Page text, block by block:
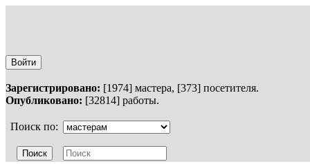
Войти
Зарегистрировано: [1974] мастера, [373] посетителя.
Опубликовано: [32814] работы.
Поиск по: